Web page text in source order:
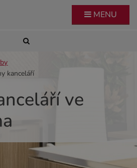
MENU
kanceláří
ve